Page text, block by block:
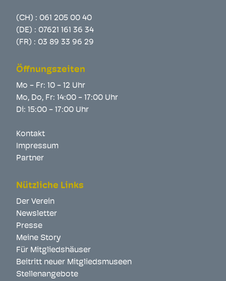
(CH) : 061 205 00 40
(DE) : 07621 161 36 34
(FR) : 03 89 33 96 29
Öffnungszeiten
Mo - Fr: 10 - 12 Uhr
Mo, Do, Fr: 14:00 - 17:00 Uhr
Di: 15:00 - 17:00 Uhr
Kontakt
Impressum
Partner
Nützliche Links
Der Verein
Newsletter
Presse
Meine Story
Für Mitgliedshäuser
Beitritt neuer Mitgliedsmuseen
Stellenangebote